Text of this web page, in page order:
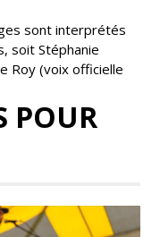
sont interprétés
soit Stéphanie
Roy (voix officielle
POUR